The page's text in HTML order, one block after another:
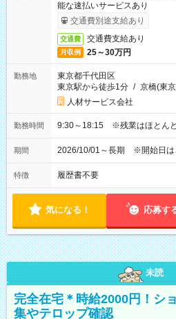
能な速払いサービスあり
交通費別途支給あり
交通費 交通費支給あり
月収例 25～30万円
勤務地
東京都千代田区
東京駅から徒歩1分 / 京橋(東
人材サービス会社
勤務時間 9:30～18:15 ※残業はほとん
期間 2026/10/01～長期 ※開始日
特徴 履歴書不要
気になる！ 応募す
未読
完全在宅＊時給2000円！シ
集やテロップ確認